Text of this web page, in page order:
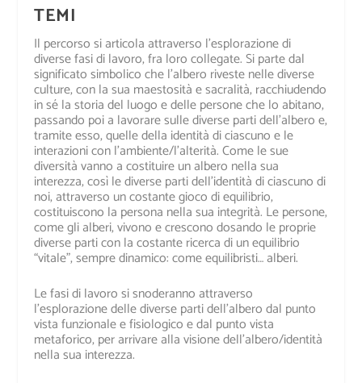
TEMI
Il percorso si articola attraverso l’esplorazione di
diverse fasi di lavoro, fra loro collegate.Si parte dal
significato simbolico che l’albero riveste nelle diverse
culture, con la sua maestosità e sacralità, racchiudendo
in sé la storia del luogo e delle persone che lo abitano,
passando poi a lavorare sulle diverse parti dell’albero e,
tramite esso, quelle della identità di ciascuno e le
interazioni con l’ambiente/l’alterità.Come le sue
diversità vanno a costituire un albero nella sua
interezza, così le diverse parti dell’identità di ciascuno di
noi, attraverso un costante gioco di equilibrio,
costituiscono la persona nella sua integrità. Le persone,
come gli alberi, vivono e crescono dosando le proprie
diverse parti con la costante ricerca di un equilibrio
“vitale”, sempre dinamico:come equilibristi… alberi.
Le fasi di lavoro si snoderanno attraverso
l’esplorazione delle diverse parti dell’albero dal punto
vista funzionale e fisiologico e dal punto vista
metaforico, per arrivare alla visione dell’albero/identità
nella sua interezza.